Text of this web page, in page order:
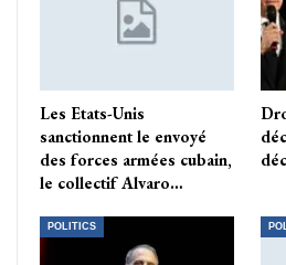
Les Etats-Unis
sanctionnent le envoyé
des forces armées cubain,
le collectif Alvaro…
POLITICS